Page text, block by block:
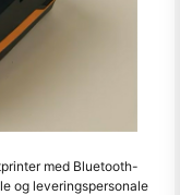
med Bluetooth-
og leveringspersonale